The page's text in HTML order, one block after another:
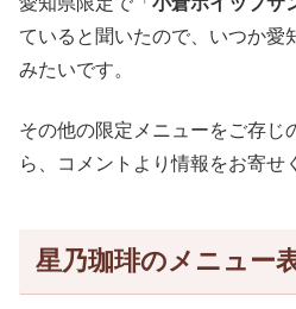
ていると聞いたので、いつか愛
みたいです。
その他の限定メニューをご存じ
ら、コメントより情報をお寄せ
星乃珈琲のメニュー